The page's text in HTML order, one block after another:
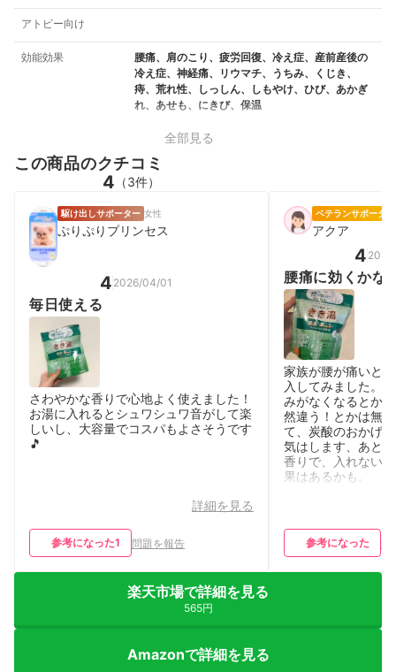
アトピー向け
効能効果
腰痛、肩のこり、疲労回復、冷え症、産前産後の
冷え症、神経痛、リウマチ、うちみ、くじき、
痔、荒れ性、しっしん、しもやけ、ひび、あかぎ
れ、あせも、にきび、保温
全部見る
この商品のクチコミ
4 （3件）
駆け出しサポーター 女性
ぷりぷりプリンセス
4 2026/04/01
毎日使える
さわやかな香りで心地よく使えました！
お湯に入れるとシュワシュワ音がして楽
しいし、大容量でコスパもよさそうです
🎵
詳細を見る
参考になった1 問題を報告
ベテランサポーター
アクア
4
腰痛に効くかな
家族が腰が痛いと
入してみました。
みがなくなるとか
然違う！とかは無
て、炭酸のおかげ
気はします、あと
香りで、入れない
果はあるかも。
参考になった
楽天市場で詳細を見る
565円
Amazonで詳細を見る